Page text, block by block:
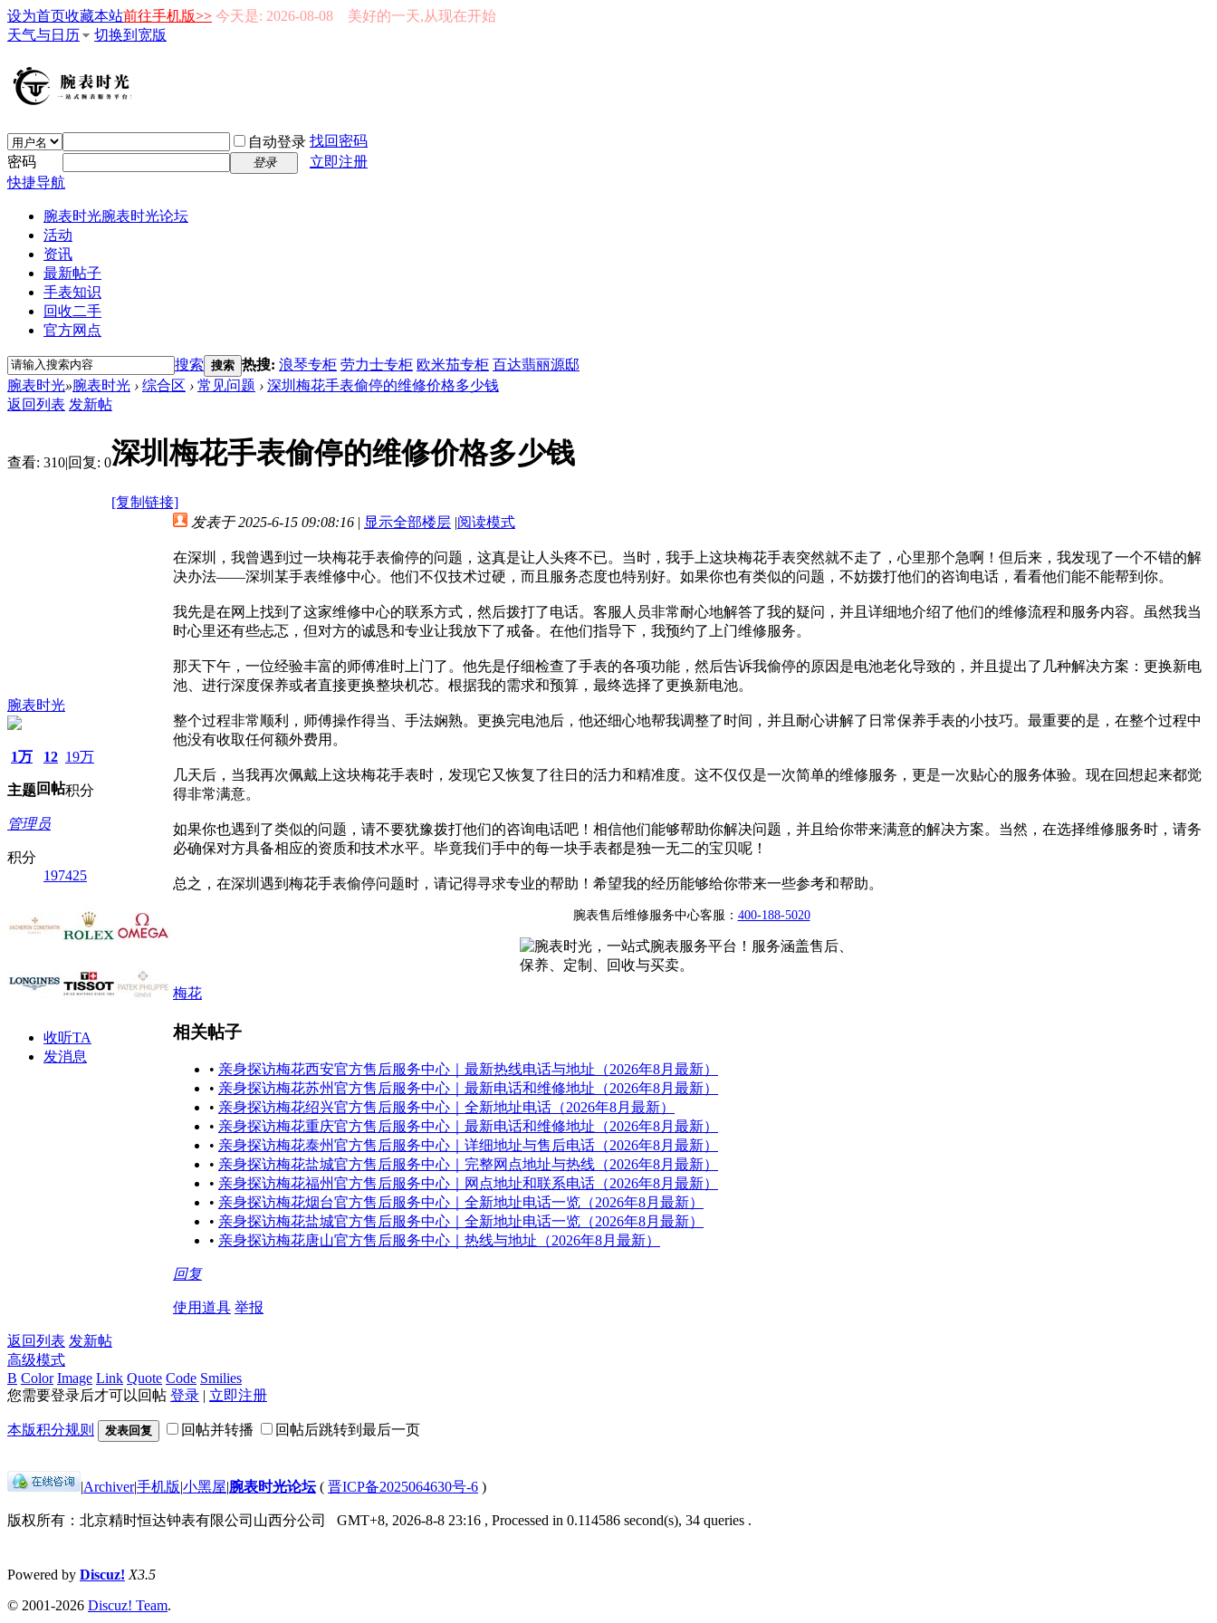
设为首页收藏本站前往手机版>> 今天是: 2026-08-08 美好的一天,从现在开始
天气与日历
切换到宽版
自动登录 找回密码
密码
登录
立即注册
快捷导航
腕表时光腕表时光论坛
活动
资讯
最新帖子
手表知识
回收二手
官方网点
搜索 搜索 热搜: 浪琴专柜 劳力士专柜 欧米茄专柜 百达翡丽源邸
腕表时光»腕表时光 › 综合区 › 常见问题 › 深圳梅花手表偷停的维修价格多少钱
返回列表 发新帖
查看: 310|回复: 0深圳梅花手表偷停的维修价格多少钱
[复制链接]
腕表时光
1万
主题
12
回帖
19万
积分
管理员
积分
197425
收听TA
发消息
发表于 2025-6-15 09:08:16 | 显示全部楼层 |阅读模式
在深圳，我曾遇到过一块梅花手表偷停的问题，这真是让人头疼不已。当时，我手上这块梅花手表突然就不走了，心里那个急啊！但后来，我发现了一个不错的解
决办法——深圳某手表维修中心。他们不仅技术过硬，而且服务态度也特别好。如果你也有类似的问题，不妨拨打他们的咨询电话，看看他们能不能帮到你。
我先是在网上找到了这家维修中心的联系方式，然后拨打了电话。客服人员非常耐心地解答了我的疑问，并且详细地介绍了他们的维修流程和服务内容。虽然我当
时心里还有些忐忑，但对方的诚恳和专业让我放下了戒备。在他们指导下，我预约了上门维修服务。
那天下午，一位经验丰富的师傅准时上门了。他先是仔细检查了手表的各项功能，然后告诉我偷停的原因是电池老化导致的，并且提出了几种解决方案：更换新电
池、进行深度保养或者直接更换整块机芯。根据我的需求和预算，最终选择了更换新电池。
整个过程非常顺利，师傅操作得当、手法娴熟。更换完电池后，他还细心地帮我调整了时间，并且耐心讲解了日常保养手表的小技巧。最重要的是，在整个过程中
他没有收取任何额外费用。
几天后，当我再次佩戴上这块梅花手表时，发现它又恢复了往日的活力和精准度。这不仅仅是一次简单的维修服务，更是一次贴心的服务体验。现在回想起来都觉
得非常满意。
如果你也遇到了类似的问题，请不要犹豫拨打他们的咨询电话吧！相信他们能够帮助你解决问题，并且给你带来满意的解决方案。当然，在选择维修服务时，请务
必确保对方具备相应的资质和技术水平。毕竟我们手中的每一块手表都是独一无二的宝贝呢！
总之，在深圳遇到梅花手表偷停问题时，请记得寻求专业的帮助！希望我的经历能够给你带来一些参考和帮助。
腕表售后维修服务中心客服： 400-188-5020
梅花
相关帖子
• 亲身探访梅花西安官方售后服务中心｜最新热线电话与地址（2026年8月最新）
• 亲身探访梅花苏州官方售后服务中心｜最新电话和维修地址（2026年8月最新）
• 亲身探访梅花绍兴官方售后服务中心｜全新地址电话（2026年8月最新）
• 亲身探访梅花重庆官方售后服务中心｜最新电话和维修地址（2026年8月最新）
• 亲身探访梅花泰州官方售后服务中心｜详细地址与售后电话（2026年8月最新）
• 亲身探访梅花盐城官方售后服务中心｜完整网点地址与热线（2026年8月最新）
• 亲身探访梅花福州官方售后服务中心｜网点地址和联系电话（2026年8月最新）
• 亲身探访梅花烟台官方售后服务中心｜全新地址电话一览（2026年8月最新）
• 亲身探访梅花盐城官方售后服务中心｜全新地址电话一览（2026年8月最新）
• 亲身探访梅花唐山官方售后服务中心｜热线与地址（2026年8月最新）
回复
使用道具 举报
返回列表 发新帖
高级模式
B Color Image Link Quote Code Smilies
您需要登录后才可以回帖 登录 | 立即注册
本版积分规则 发表回复 回帖并转播 回帖后跳转到最后一页
|Archiver|手机版|小黑屋|腕表时光论坛( 晋ICP备2025064630号-6 )
版权所有：北京精时恒达钟表有限公司山西分公司 GMT+8, 2026-8-8 23:16 , Processed in 0.114586 second(s), 34 queries .
Powered by Discuz! X3.5
© 2001-2026 Discuz! Team.